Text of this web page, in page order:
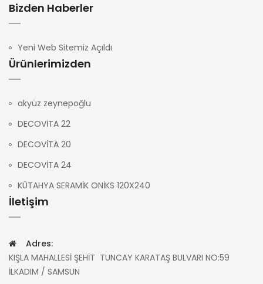
Bizden Haberler
Yeni Web Sitemiz Açıldı
Ürünlerimizden
akyüz zeynepoğlu
DECOVİTA 22
DECOVİTA 20
DECOVİTA 24
KÜTAHYA SERAMİK ONİKS 120X240
İletişim
Adres:
KIŞLA MAHALLESİ ŞEHİT TUNCAY KARATAŞ BULVARI NO:59
İLKADIM / SAMSUN